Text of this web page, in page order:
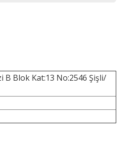
B Blok Kat:13 No:2546 Şişli/